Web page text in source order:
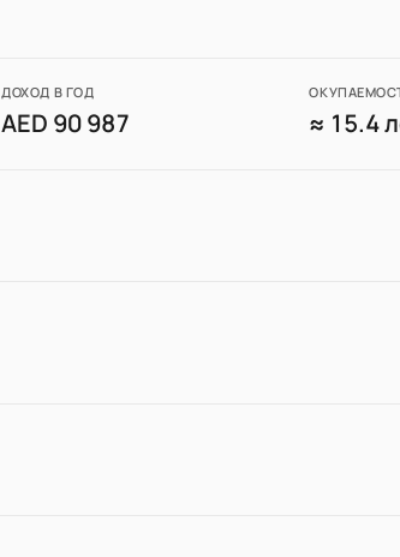
ДОХОД В ГОД
AED 90 987 ≈ 15.4